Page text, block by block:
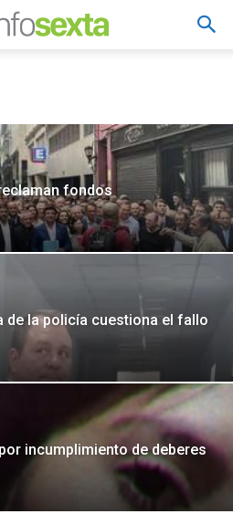
fondos
de la policía cuestiona el fallo
incumplimiento de deberes